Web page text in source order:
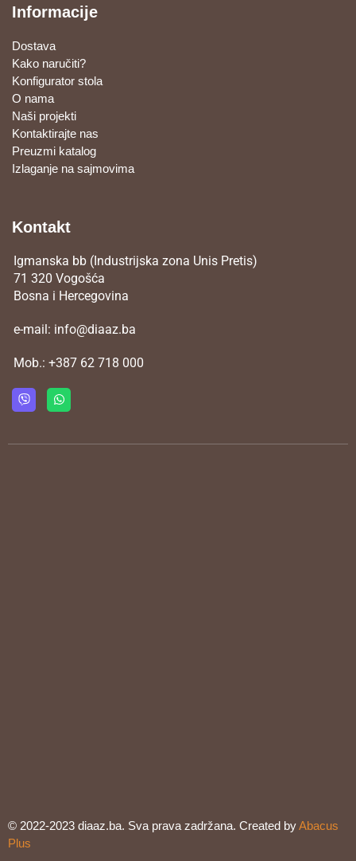
Informacije
Dostava
Kako naručiti?
Konfigurator stola
O nama
Naši projekti
Kontaktirajte nas
Preuzmi katalog
Izlaganje na sajmovima
Kontakt
Igmanska bb (Industrijska zona Unis Pretis)
71 320 Vogošća
Bosna i Hercegovina
e-mail: info@diaaz.ba
Mob.: +387 62 718 000
© 2022-2023 diaaz.ba. Sva prava zadržana. Created byAbacus
Plus